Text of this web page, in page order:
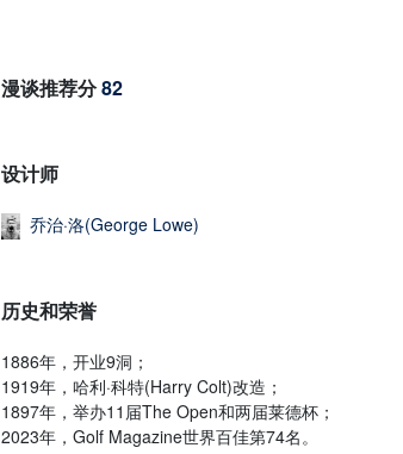
漫谈推荐分82
设计师
乔治·洛(George Lowe)
历史和荣誉
1886年，开业9洞；
1919年，哈利·科特(Harry Colt)改造；
1897年，举办11届The Open和两届莱德杯；
2023年，Golf Magazine世界百佳第74名。